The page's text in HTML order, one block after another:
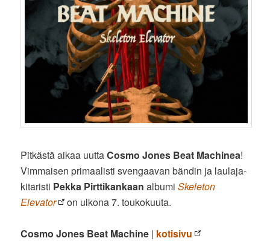
Pitkästä aikaa uuttaCosmo Jones Beat Machinea!
Vimmaisen primaalisti svengaavan bändin ja laulaja-
kitaristi Pekka Pirttikankaan albumiSkeleton
Elevator
on ulkona 7. toukokuuta.
Cosmo Jones Beat Machine | kotisivu